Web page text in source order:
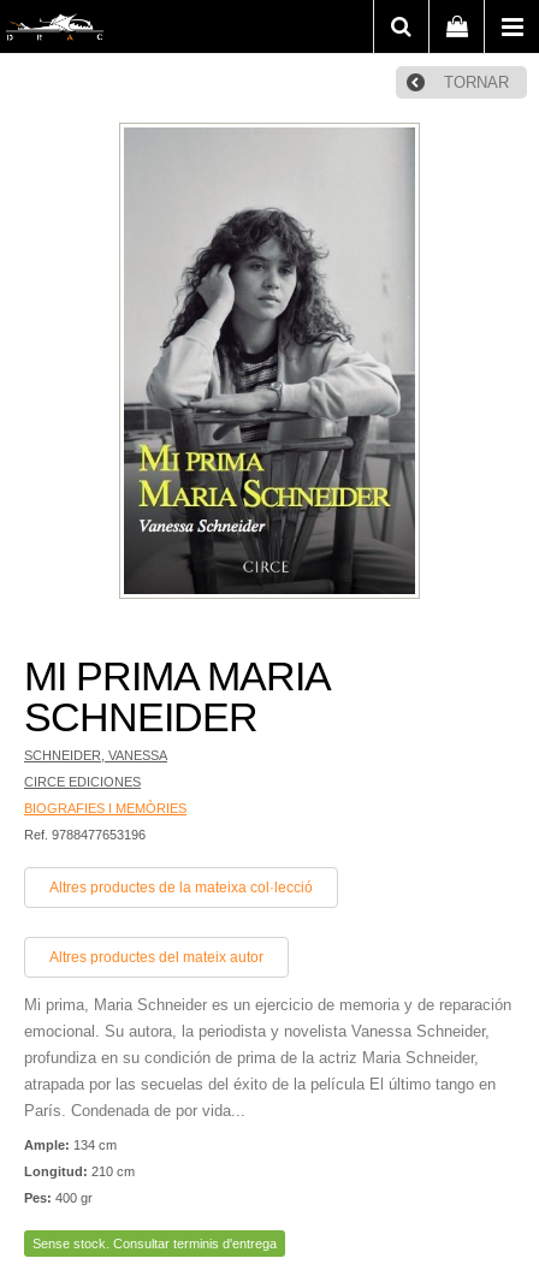
TORNAR
MI PRIMA MARIA
SCHNEIDER
SCHNEIDER, VANESSA
CIRCE EDICIONES
BIOGRAFIES I MEMÒRIES
Ref. 9788477653196
Altres productes de la mateixa col·lecció
Altres productes del mateix autor
Mi prima, Maria Schneider es un ejercicio de memoria y de reparación
emocional. Su autora, la periodista y novelista Vanessa Schneider,
profundiza en su condición de prima de la actriz Maria Schneider,
atrapada por las secuelas del éxito de la película El último tango en
París. Condenada de por vida...
Ample: 134 cm
Longitud: 210 cm
Pes: 400 gr
Sense stock. Consultar terminis d'entrega